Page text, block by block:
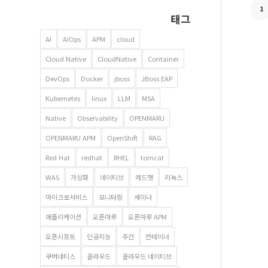
1
태그
AI AIOps APM cloud
Cloud Native CloudNative Container
DevOps Docker jboss JBoss EAP
Kubernetes linux LLM MSA
Native Observability OPENMARU
OPENMARU APM OpenShift RAG
Red Hat redhat RHEL tomcat
WAS 가상화 네이티브 레드햇 리눅스
마이크로서비스 모니터링 세미나
애플리케이션 오픈마루 오픈마루 APM
오픈시프트 인공지능 주간 컨테이너
쿠버네티스 클라우드 클라우드 네이티브